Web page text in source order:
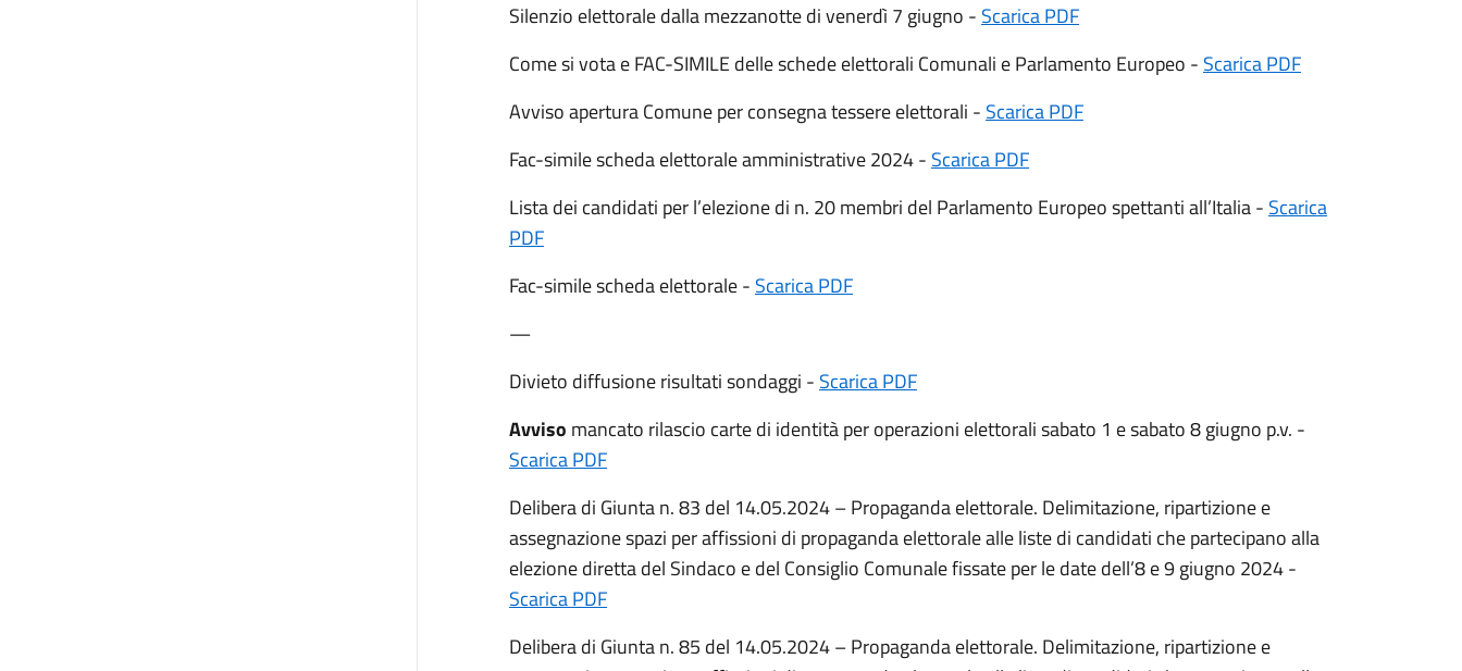
Silenzio elettorale dalla mezzanotte di venerdì 7 giugno - Scarica PDF
Come si vota e FAC-SIMILE delle schede elettorali Comunali e Parlamento Europeo - Scarica PDF
Avviso apertura Comune per consegna tessere elettorali - Scarica PDF
Fac-simile scheda elettorale amministrative 2024 - Scarica PDF
Lista dei candidati per l’elezione di n. 20 membri del Parlamento Europeo spettanti all’Italia - Scarica
PDF
Fac-simile scheda elettorale - Scarica PDF
—
Divieto diffusione risultati sondaggi - Scarica PDF
Avviso mancato rilascio carte di identità per operazioni elettorali sabato 1 e sabato 8 giugno p.v. -
Scarica PDF
Delibera di Giunta n. 83 del 14.05.2024 – Propaganda elettorale. Delimitazione, ripartizione e
assegnazione spazi per affissioni di propaganda elettorale alle liste di candidati che partecipano alla
elezione diretta del Sindaco e del Consiglio Comunale fissate per le date dell’8 e 9 giugno 2024 -
Scarica PDF
Delibera di Giunta n. 85 del 14.05.2024 – Propaganda elettorale. Delimitazione, ripartizione e